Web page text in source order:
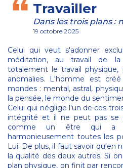
Travailler
Dans les trois plans :
19 octobre 2025
Celui qui veut s'adonner
méditation, au travail de
totalement le travail physique,
anomalies. L'homme est
mondes : mental, astral,
la pensée, le monde du
Celui qui néglige l'un de ces
intégrité et il ne peut pas se
comme un être qui a
harmonieusement toutes les
Lui. De plus, il faut savoir qu'en
la qualité des deux autres. Si
plan physique, on finit par